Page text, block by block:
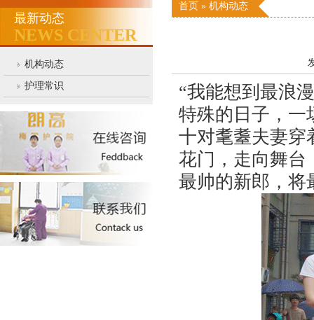
最新动态
NEWS CENTER
机构动态
护理常识
首页 » 机构动态
“我能想到最浪
特殊的日子，一
十对耄耋夫妻穿
花门，走向舞台
最帅的新郎，将